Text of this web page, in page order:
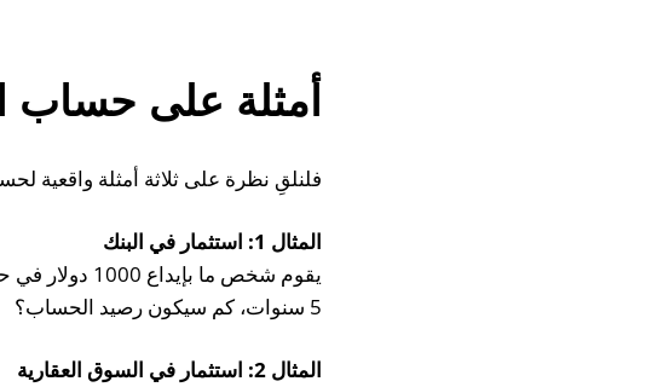
أمثلة على حساب
فلنلقِ نظرة على ثلاثة أمثلة واقعية
المثال 1: استثمار في البنك
5 سنوات، كم سيكون رصيد الحساب؟
المثال 2: استثمار في السوق العقارية